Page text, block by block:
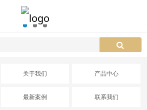
关于我们 产品中心
最新案例 联系我们